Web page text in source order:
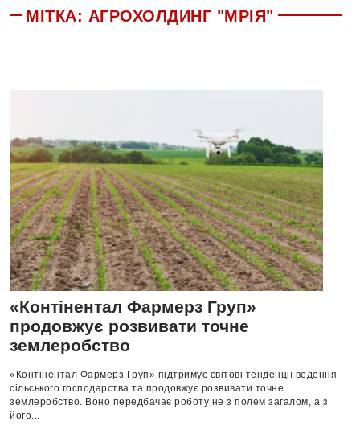
МІТКА: АГРОХОЛДИНГ "МРІЯ"
«Контінентал Фармерз Груп»
продовжує розвивати точне
землеробство
«Контінентал Фармерз Груп» підтримує світові тенденції ведення
сільського господарства та продовжує розвивати точне
землеробство. Воно передбачає роботу не з полем загалом, а з
його...